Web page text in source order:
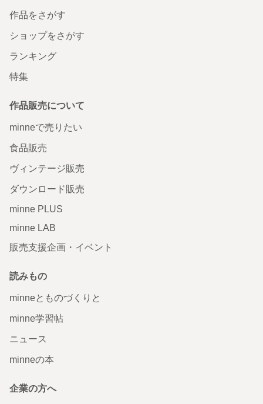
作品をさがす
ショップをさがす
ランキング
特集
作品販売について
minneで売りたい
食品販売
ヴィンテージ販売
ダウンロード販売
minne PLUS
minne LAB
販売支援企画・イベント
読みもの
minneとものづくりと
minne学習帖
ニュース
minneの本
企業の方へ